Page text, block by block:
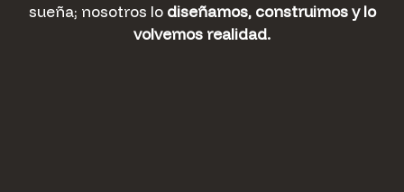
sueña; nosotros lo diseñamos, construimosy lo
volvemos realidad.